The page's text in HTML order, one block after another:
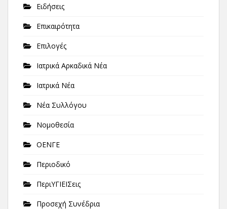
Ειδήσεις
Επικαιρότητα
Επιλογές
Ιατρικά Αρκαδικά Νέα
Ιατρικά Νέα
Νέα Συλλόγου
Νομοθεσία
ΟΕΝΓΕ
Περιοδικό
ΠεριΥΓΙΕΙΣεις
Προσεχή Συνέδρια